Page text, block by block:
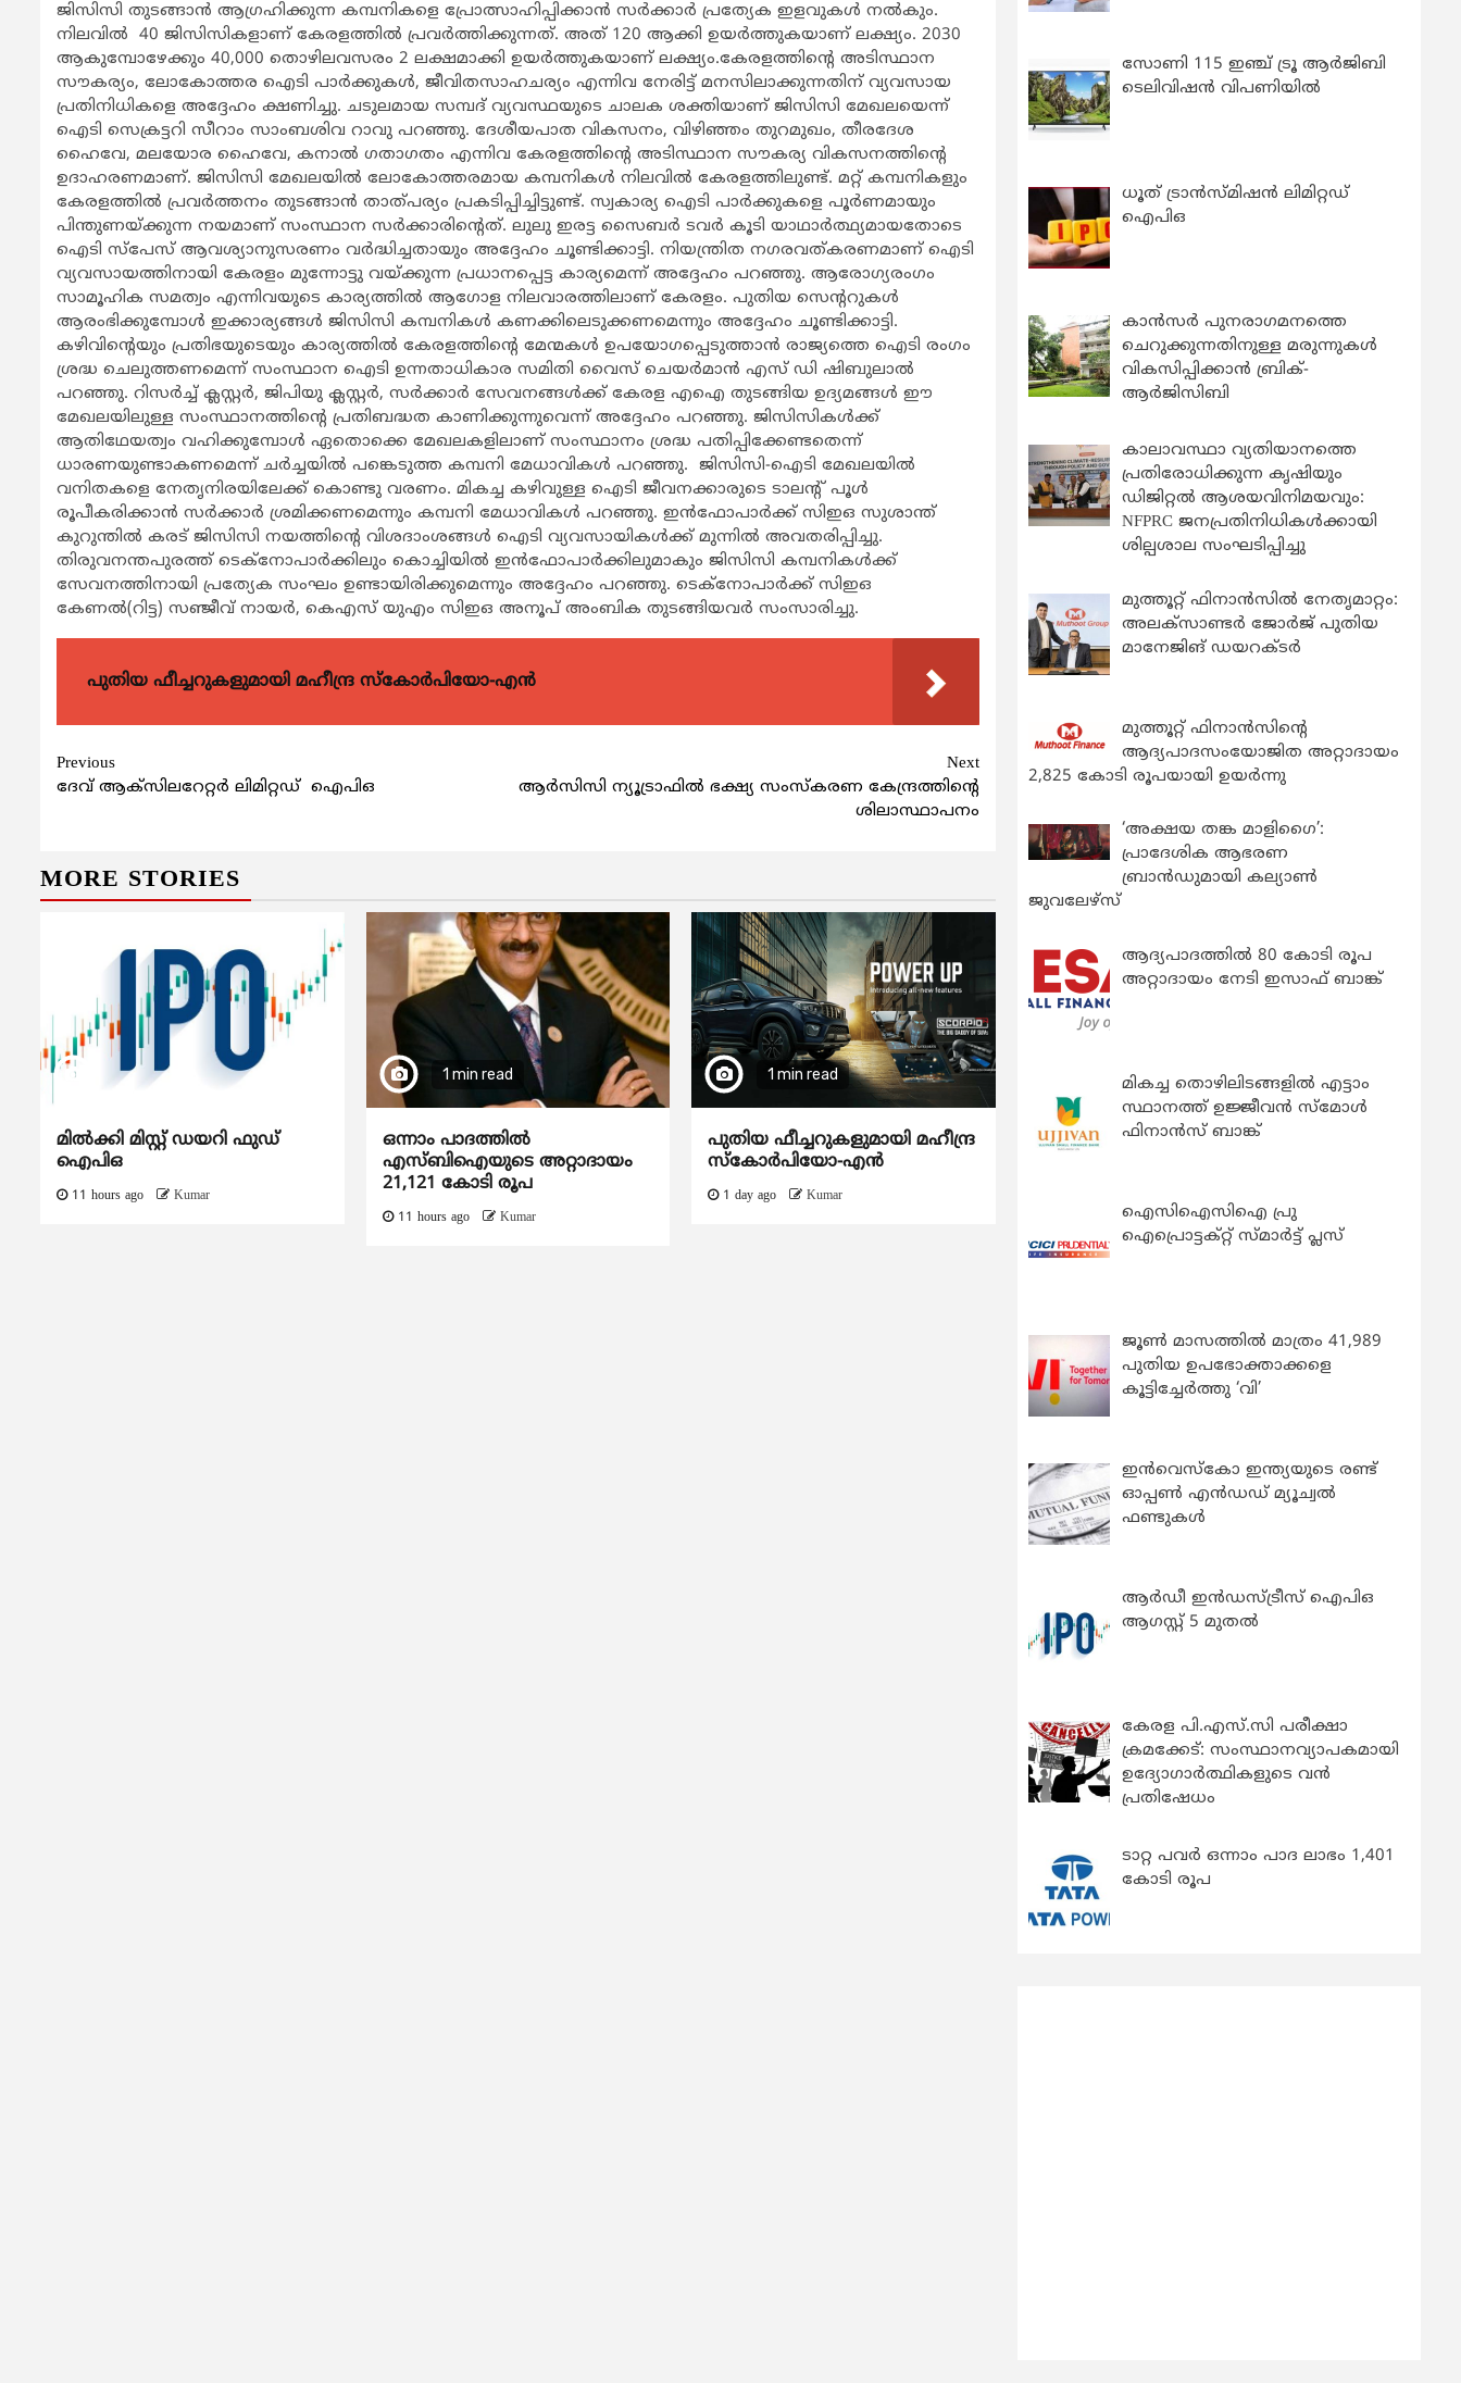
ജിസിസി തുടങ്ങാന്‍ ആഗ്രഹിക്കുന്ന കമ്പനികളെ പ്രോത്സാഹിപ്പിക്കാന്‍ സര്‍ക്കാര്‍ പ്രത്യേക ഇളവുകള്‍ നല്‍കും.
നിലവില്‍ 40 ജിസിസികളാണ് കേരളത്തില്‍ പ്രവര്‍ത്തിക്കുന്നത്. അത് 120 ആക്കി ഉയര്‍ത്തുകയാണ് ലക്ഷ്യം. 2030
ആകുമ്പോഴേക്കും 40,000 തൊഴിലവസരം 2 ലക്ഷമാക്കി ഉയര്‍ത്തുകയാണ് ലക്ഷ്യം.കേരളത്തിന്റെ അടിസ്ഥാന
സൗകര്യം, ലോകോത്തര ഐടി പാര്‍ക്കുകള്‍, ജീവിതസാഹചര്യം എന്നിവ നേരിട്ട് മനസിലാക്കുന്നതിന് വ്യവസായ
പ്രതിനിധികളെ അദ്ദേഹം ക്ഷണിച്ചു. ചടുലമായ സമ്പദ് വ്യവസ്ഥയുടെ ചാലക ശക്തിയാണ് ജിസിസി മേഖലയെന്ന്
ഐടി സെക്രട്ടറി സീറാം സാംബശിവ റാവു പറഞ്ഞു. ദേശീയപാത വികസനം, വിഴിഞ്ഞം തുറമുഖം, തീരദേശ
ഹൈവേ, മലയോര ഹൈവേ, കനാല്‍ ഗതാഗതം എന്നിവ കേരളത്തിന്റെ അടിസ്ഥാന സൗകര്യ വികസനത്തിന്റെ
ഉദാഹരണമാണ്. ജിസിസി മേഖലയില്‍ ലോകോത്തരമായ കമ്പനികള്‍ നിലവില്‍ കേരളത്തിലുണ്ട്. മറ്റ് കമ്പനികളും
കേരളത്തില്‍ പ്രവര്‍ത്തനം തുടങ്ങാന്‍ താത്പര്യം പ്രകടിപ്പിച്ചിട്ടുണ്ട്. സ്വകാര്യ ഐടി പാര്‍ക്കുകളെ പൂര്‍ണമായും
പിന്തുണയ്ക്കുന്ന നയമാണ് സംസ്ഥാന സര്‍ക്കാരിന്റെത്. ലുലു ഇരട്ട സൈബര്‍ ടവര്‍ കൂടി യാഥാര്‍ത്ഥ്യമായതോടെ
ഐടി സ്‌പേസ് ആവശ്യാനുസരണം വര്‍ദ്ധിച്ചതായും അദ്ദേഹം ചൂണ്ടിക്കാട്ടി. നിയന്ത്രിത നഗരവത്കരണമാണ് ഐടി
വ്യവസായത്തിനായി കേരളം മുന്നോട്ടു വയ്ക്കുന്ന പ്രധാനപ്പെട്ട കാര്യമെന്ന് അദ്ദേഹം പറഞ്ഞു. ആരോഗ്യരംഗം
സാമൂഹിക സമത്വം എന്നിവയുടെ കാര്യത്തില്‍ ആഗോള നിലവാരത്തിലാണ് കേരളം. പുതിയ സെന്ററുകള്‍
ആരംഭിക്കുമ്പോള്‍ ഇക്കാര്യങ്ങള്‍ ജിസിസി കമ്പനികള്‍ കണക്കിലെടുക്കണമെന്നും അദ്ദേഹം ചൂണ്ടിക്കാട്ടി.
കഴിവിന്റെയും പ്രതിഭയുടെയും കാര്യത്തില്‍ കേരളത്തിന്റെ മേന്മകള്‍ ഉപയോഗപ്പെടുത്താന്‍ രാജ്യത്തെ ഐടി രംഗം
ശ്രദ്ധ ചെലുത്തണമെന്ന് സംസ്ഥാന ഐടി ഉന്നതാധികാര സമിതി വൈസ് ചെയര്‍മാന്‍ എസ് ഡി ഷിബുലാല്‍
പറഞ്ഞു. റിസര്‍ച്ച് ക്ലസ്റ്റര്‍, ജിപിയു ക്ലസ്റ്റര്‍, സര്‍ക്കാര്‍ സേവനങ്ങള്‍ക്ക് കേരള എഐ തുടങ്ങിയ ഉദ്യമങ്ങള്‍ ഈ
മേഖലയിലുള്ള സംസ്ഥാനത്തിന്റെ പ്രതിബദ്ധത കാണിക്കുന്നുവെന്ന് അദ്ദേഹം പറഞ്ഞു. ജിസിസികള്‍ക്ക്
ആതിഥേയത്വം വഹിക്കുമ്പോള്‍ ഏതൊക്കെ മേഖലകളിലാണ് സംസ്ഥാനം ശ്രദ്ധ പതിപ്പിക്കേണ്ടതെന്ന്
ധാരണയുണ്ടാകണമെന്ന് ചര്‍ച്ചയില്‍ പങ്കെടുത്ത കമ്പനി മേധാവികള്‍ പറഞ്ഞു. ജിസിസി-ഐടി മേഖലയില്‍
വനിതകളെ നേതൃനിരയിലേക്ക് കൊണ്ടു വരണം. മികച്ച കഴിവുള്ള ഐടി ജീവനക്കാരുടെ ടാലന്റ് പൂള്‍
രൂപീകരിക്കാന്‍ സര്‍ക്കാര്‍ ശ്രമിക്കണമെന്നും കമ്പനി മേധാവികള്‍ പറഞ്ഞു. ഇന്‍ഫോപാര്‍ക്ക് സിഇഒ സുശാന്ത്
കുറുന്തില്‍ കരട് ജിസിസി നയത്തിന്റെ വിശദാംശങ്ങള്‍ ഐടി വ്യവസായികള്‍ക്ക് മുന്നില്‍ അവതരിപ്പിച്ചു.
തിരുവനന്തപുരത്ത് ടെക്‌നോപാര്‍ക്കിലും കൊച്ചിയില്‍ ഇന്‍ഫോപാര്‍ക്കിലുമാകും ജിസിസി കമ്പനികള്‍ക്ക്
സേവനത്തിനായി പ്രത്യേക സംഘം ഉണ്ടായിരിക്കുമെന്നും അദ്ദേഹം പറഞ്ഞു. ടെക്‌നോപാര്‍ക്ക് സിഇഒ
കേണല്‍(റിട്ട) സഞ്ജീവ് നായര്‍, കെഎസ് യുഎം സിഇഒ അനൂപ് അംബിക തുടങ്ങിയവര്‍ സംസാരിച്ചു.
പുതിയ ഫീച്ചറുകളുമായി മഹീന്ദ്ര സ്കോർപിയോ-എൻ
Continue
Reading
Previous
ദേവ് ആക്സിലറേറ്റര്‍ ലിമിറ്റഡ് ഐപിഒ
Next
ആര്‍സിസി ന്യൂട്രാഫില്‍ ഭക്ഷ്യ സംസ്‌കരണ കേന്ദ്രത്തിന്റെ
ശിലാസ്ഥാപനം
MORE STORIES
മിൽക്കി മിസ്റ്റ് ഡയറി ഫുഡ്
ഐപിഒ
11 hours ago Kumar
1 min read
ഒന്നാം പാദത്തിൽ
എസ്ബിഐയുടെ അറ്റാദായം
21,121 കോടി രൂപ
11 hours ago Kumar
1 min read
പുതിയ ഫീച്ചറുകളുമായി മഹീന്ദ്ര
സ്കോർപിയോ-എൻ
1 day ago Kumar
സോണി 115 ഇഞ്ച് ട്രൂ ആർജിബി
ടെലിവിഷൻ വിപണിയിൽ
ധൂത് ട്രാൻസ്മിഷൻ ലിമിറ്റഡ്
ഐപിഒ
കാന്‍സര്‍ പുനരാഗമനത്തെ
ചെറുക്കുന്നതിനുള്ള മരുന്നുകള്‍
വികസിപ്പിക്കാന്‍ ബ്രിക്-
ആര്‍ജിസിബി
കാലാവസ്ഥാ വ്യതിയാനത്തെ
പ്രതിരോധിക്കുന്ന കൃഷിയും
ഡിജിറ്റൽ ആശയവിനിമയവും:
NFPRC ജനപ്രതിനിധികൾക്കായി
ശില്പശാല സംഘടിപ്പിച്ചു
മുത്തൂറ്റ് ഫിനാൻസിൽ നേതൃമാറ്റം:
അലക്സാണ്ടർ ജോർജ് പുതിയ
മാനേജിങ് ഡയറക്ടർ
മുത്തൂറ്റ് ഫിനാൻസിന്റെ
ആദ്യപാദസംയോജിത അറ്റാദായം
2,825 കോടി രൂപയായി ഉയർന്നു
‘അക്ഷയ തങ്ക മാളിഗൈ’:
പ്രാദേശിക ആഭരണ
ബ്രാന്‍ഡുമായി കല്യാണ്‍
ജുവലേഴ്‌സ്
ആദ്യപാദത്തിൽ 80 കോടി രൂപ
അറ്റാദായം നേടി ഇസാഫ് ബാങ്ക്
മികച്ച തൊഴിലിടങ്ങളിൽ എട്ടാം
സ്ഥാനത്ത് ഉജ്ജീവൻ സ്മോൾ
ഫിനാൻസ് ബാങ്ക്
ഐസിഐസിഐ പ്രു
ഐപ്രൊട്ടക്റ്റ് സ്മാർട്ട് പ്ലസ്
ജൂൺ മാസത്തിൽ മാത്രം 41,989
പുതിയ ഉപഭോക്താക്കളെ
കൂട്ടിച്ചേർത്തു ‘വി’
ഇന്‍വെസ്കോ ഇന്ത്യയുടെ രണ്ട്
ഓപ്പണ്‍ എന്‍ഡഡ് മ്യൂച്വല്‍
ഫണ്ടുകള്‍
ആർഡീ ഇൻഡസ്ട്രീസ് ഐപിഒ
ആഗസ്റ്റ് 5 മുതൽ
കേരള പി.എസ്.സി പരീക്ഷാ
ക്രമക്കേട്: സംസ്ഥാനവ്യാപകമായി
ഉദ്യോഗാര്‍ത്ഥികളുടെ വന്‍
പ്രതിഷേധം
ടാറ്റ പവർ ഒന്നാം പാദ ലാഭം 1,401
കോടി രൂപ